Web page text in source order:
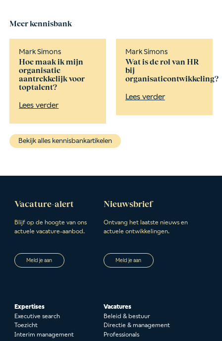
Meer kennisbank
Mark Simons
Hoe maak ik mijn
organisatie
aantrekkelijk voor
toptalent?
Lees verder
Mark Simons
Wat is de rol van HR
bij
organisatieontwikkeling?
Lees verder
Bekijk alles kennisbankartikelen
Vacature-alert
Blijf op de hoogte van ons
actuele vacature-aanbod.
Meld je aan
Nieuwsbrief
Ontvang het laatste nieuws en
actuele ontwikkelingen.
Meld je aan
Expertises
Executive search
Toezicht
Interim management
Vacatures
Beleid & bestuur
Directie & management
Professionals